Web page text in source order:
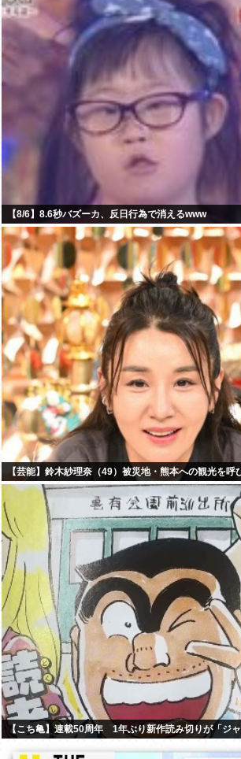
【8/6】8.6秒バズーカ、反日行為で消えるwww
【芸能】鈴木紗理奈（49）被災地・熊本への観光を呼
【こち亀】連載50周年 1年ぶり新作読み切りが「ジ